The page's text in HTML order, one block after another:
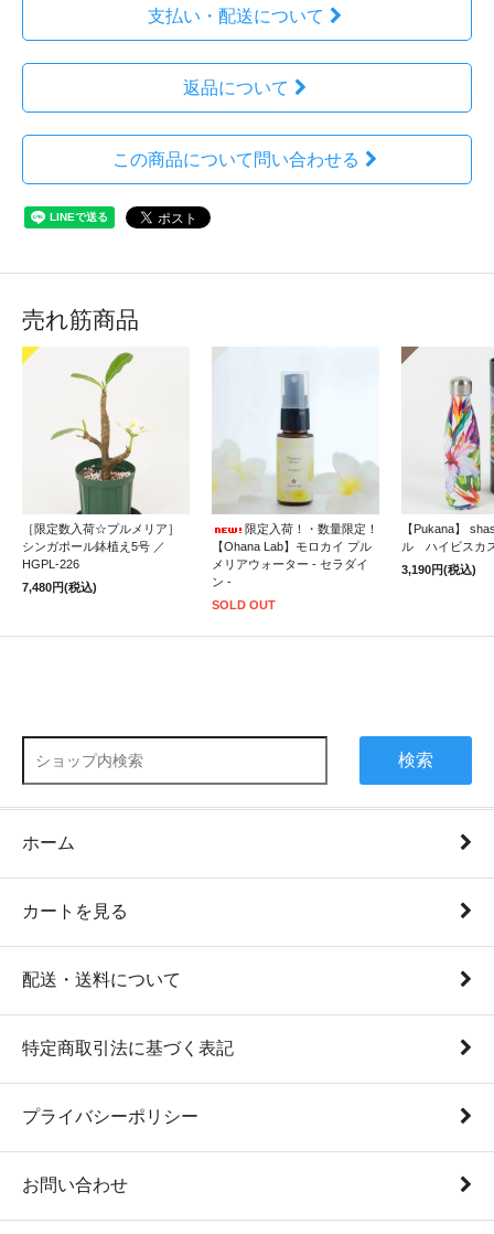
支払い・配送について
返品について
この商品について問い合わせる
売れ筋商品
［限定数入荷☆プルメリア］
シンガポール鉢植え5号 ／
HGPL-226
7,480円(税込)
限定入荷！・数量限定！
【Ohana Lab】モロカイ プル
メリアウォーター - セラダイ
ン -
SOLD OUT
【Pukana】
ル ハイビスカ
3,190円(税込)
検索
ホーム
カートを見る
配送・送料について
特定商取引法に基づく表記
プライバシーポリシー
お問い合わせ